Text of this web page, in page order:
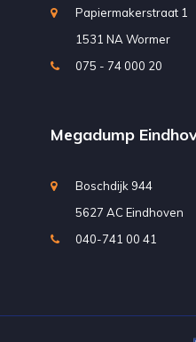
Papiermakerstraat 1
1531 NA Wormer
075 - 74 000 20
Megadump
Boschdijk 944
5627 AC Eindhoven
040-741 00 41